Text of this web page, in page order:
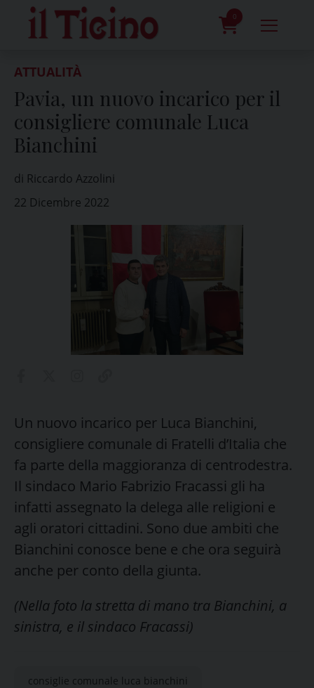
content
0
ATTUALITÀ
Pavia, un nuovo incarico per il
consigliere comunale Luca
Bianchini
di Riccardo Azzolini
22 Dicembre 2022
Un nuovo incarico per Luca Bianchini,
consigliere comunale di Fratelli d’Italia che
fa parte della maggioranza di centrodestra.
Il sindaco Mario Fabrizio Fracassi gli ha
infatti assegnato la delega alle religioni e
agli oratori cittadini. Sono due ambiti che
Bianchini conosce bene e che ora seguirà
anche per conto della giunta.
(Nella foto la stretta di mano tra Bianchini, a
sinistra, e il sindaco Fracassi)
consiglie comunale luca bianchini